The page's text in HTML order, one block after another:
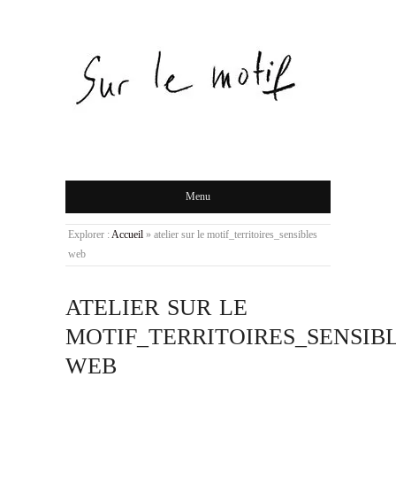
Menu
Explorer : Accueil » atelier sur le motif_territoires_sensibles
web
ATELIER SUR LE
WEB